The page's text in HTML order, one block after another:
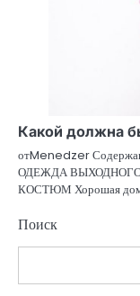
Какой должна
отMenedzer
ОДЕЖДА
КОСТЮМ Хорошая
Поиск